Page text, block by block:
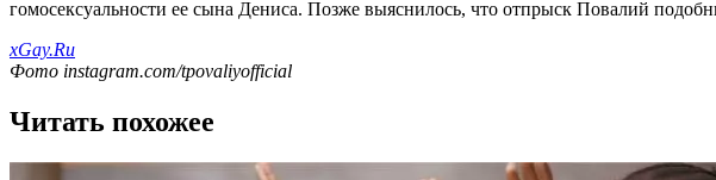
гомосексуальности ее сына Дениса. Позже выяснилось, что отпрыск Повалий
xGay.Ru
Фото instagram.com/tpovaliyofficial
Читать похожее